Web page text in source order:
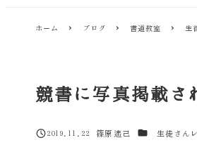
ホーム ブログ 書道教室 生
競書に写真掲載さ
投稿日
2019.11.22
著
篠原遙己 カテゴリー
生徒さん